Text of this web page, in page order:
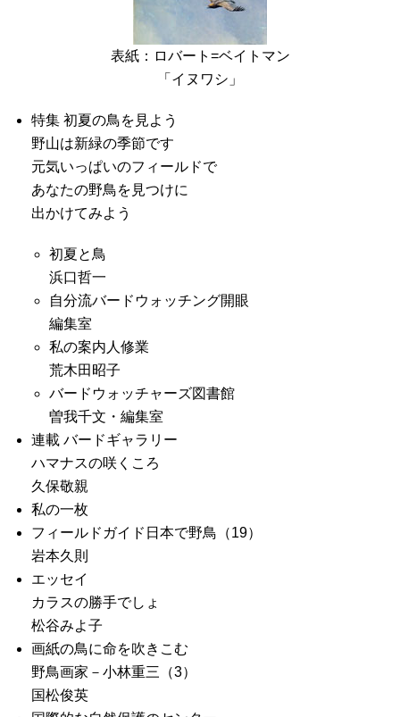
表紙：ロバート=ベイトマン
「イヌワシ」
特集 初夏の鳥を見よう
野山は新緑の季節です
元気いっぱいのフィールドで
あなたの野鳥を見つけに
出かけてみよう
初夏と鳥
浜口哲一
自分流バードウォッチング開眼
編集室
私の案内人修業
荒木田昭子
バードウォッチャーズ図書館
曽我千文・編集室
連載 バードギャラリー
ハマナスの咲くころ
久保敬親
私の一枚
フィールドガイド日本で野鳥（19）
岩本久則
エッセイ
カラスの勝手でしょ
松谷みよ子
画紙の鳥に命を吹きこむ
野鳥画家－小林重三（3）
国松俊英